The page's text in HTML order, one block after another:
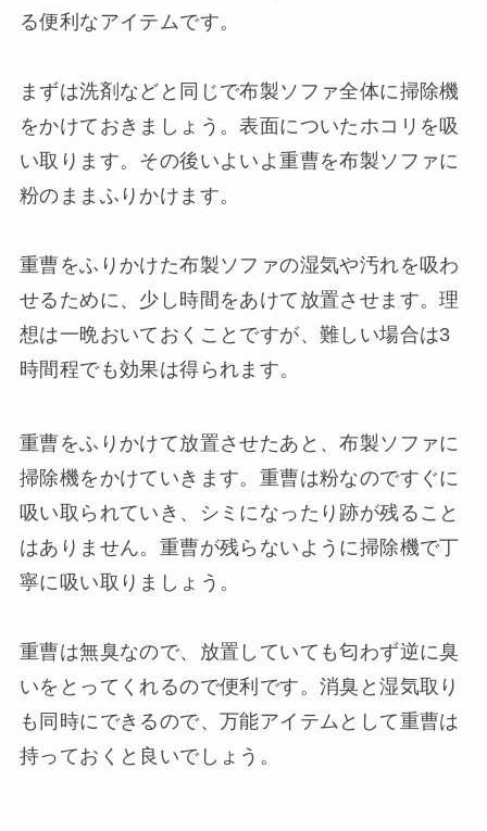
る便利なアイテムです。
まずは洗剤などと同じで布製ソファ全体に掃除機
をかけておきましょう。表面についたホコリを吸
い取ります。その後いよいよ重曹を布製ソファに
粉のままふりかけます。
重曹をふりかけた布製ソファの湿気や汚れを吸わ
せるために、少し時間をあけて放置させます。理
想は一晩おいておくことですが、難しい場合は3
時間程でも効果は得られます。
重曹をふりかけて放置させたあと、布製ソファに
掃除機をかけていきます。重曹は粉なのですぐに
吸い取られていき、シミになったり跡が残ること
はありません。重曹が残らないように掃除機で丁
寧に吸い取りましょう。
重曹は無臭なので、放置していても匂わず逆に臭
いをとってくれるので便利です。消臭と湿気取り
も同時にできるので、万能アイテムとして重曹は
持っておくと良いでしょう。